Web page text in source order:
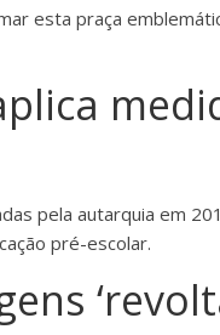
esta praça
pela autarquia em
pré-escolar.